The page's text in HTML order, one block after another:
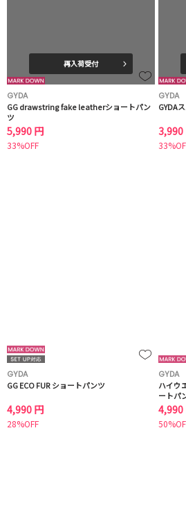
再入荷受付
GYDA
GG drawstring fake leatherショートパン
ツ
5,990 円
33%OFF
GYDA
GYDA
3,990
GYDA
GG ECO FUR ショートパンツ
4,990 円
28%OFF
GYDA
ハイウ
ートパ
4,990